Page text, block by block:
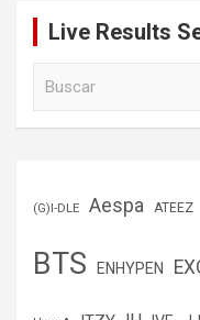
Live Results
(G)I-DLE Aespa ATEEZ
BTS ENHYPEN